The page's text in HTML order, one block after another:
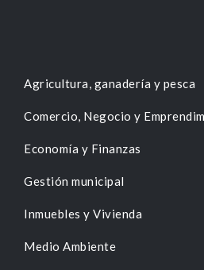
Agricultura, ganadería y pesca
Comercio, Negocio y
Economía y Finanzas
Gestión municipal
Inmuebles y Vivienda
Medio Ambiente